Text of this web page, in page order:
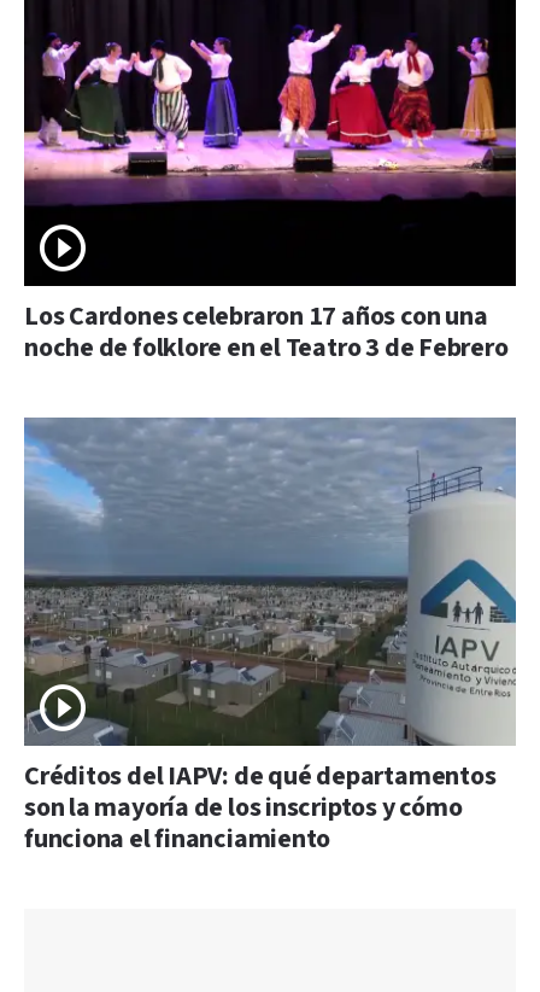
Los Cardones celebraron 17 años con una
noche de folklore en el Teatro 3 de Febrero
Créditos del IAPV: de qué departamentos
son la mayoría de los inscriptos y cómo
funciona el financiamiento